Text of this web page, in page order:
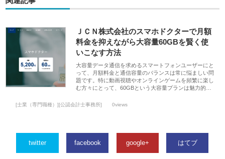
ＪＣＮ株式会社のスマホドクターで月額
料金を抑えながら大容量60GBを賢く使
いこなす方法
大容量データ通信を求めるスマートフォンユーザーにと
って、月額料金と通信容量のバランスは常に悩ましい問
題です。特に動画視聴やオンラインゲームを頻繁に楽し
む方々にとって、60GBという大容量プランは魅力的…
[士業（専門職種）][公認会計士事務所] 0views
twitter facebook google+ はてブ